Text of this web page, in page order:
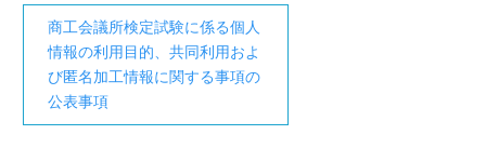
商工会議所検定試験に係る個人
情報の利用目的、共同利用およ
び匿名加工情報に関する事項の
公表事項